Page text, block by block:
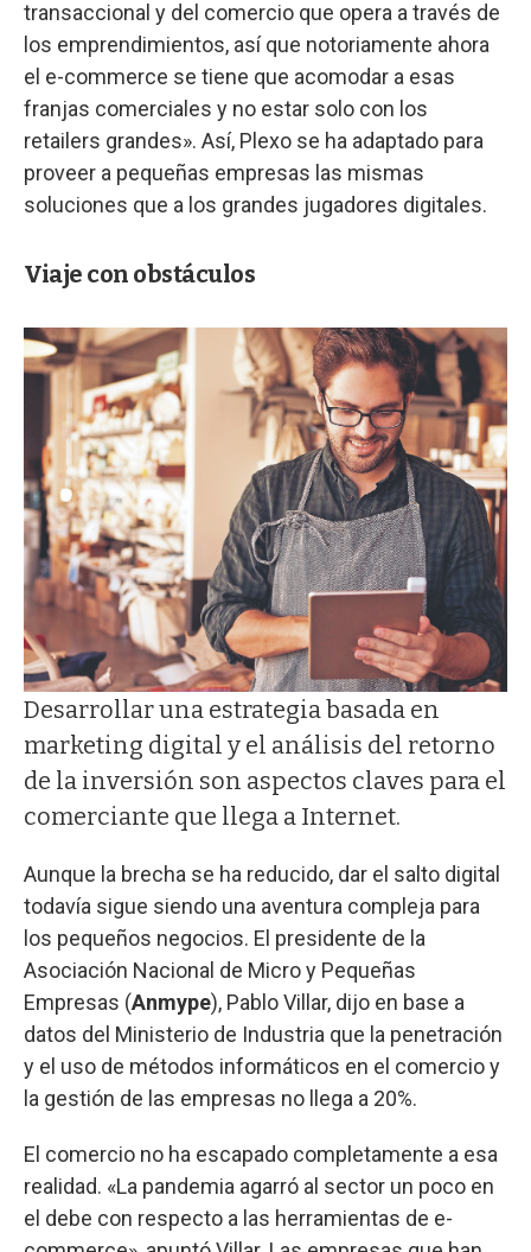
transaccional y del comercio que opera a través de
los emprendimientos, así que notoriamente ahora
el e-commerce se tiene que acomodar a esas
franjas comerciales y no estar solo con los
retailers grandes». Así, Plexo se ha adaptado para
proveer a pequeñas empresas las mismas
soluciones que a los grandes jugadores digitales.
Viaje con obstáculos
Desarrollar una estrategia basada en
marketing digital y el análisis del retorno
de la inversión son aspectos claves para el
comerciante que llega a Internet.
Aunque la brecha se ha reducido, dar el salto digital
todavía sigue siendo una aventura compleja para
los pequeños negocios. El presidente de la
Asociación Nacional de Micro y Pequeñas
Empresas (Anmype), Pablo Villar, dijo en base a
datos del Ministerio de Industria que la penetración
y el uso de métodos informáticos en el comercio y
la gestión de las empresas no llega a 20%.
El comercio no ha escapado completamente a esa
realidad. «La pandemia agarró al sector un poco en
el debe con respecto a las herramientas de e-